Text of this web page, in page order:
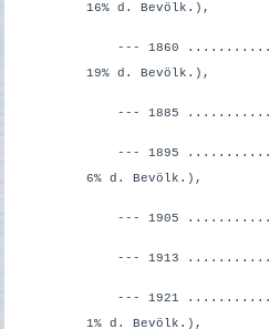
16% d. Bevölk.),
--- 1860
19% d. Bevölk.),
--- 1885
--- 1895
6% d. Bevölk.),
--- 1905
--- 1913
--- 1921
1% d. Bevölk.),